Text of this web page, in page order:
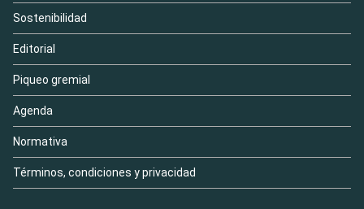
Sostenibilidad
Editorial
Piqueo gremial
Agenda
Normativa
Términos, condiciones y privacidad